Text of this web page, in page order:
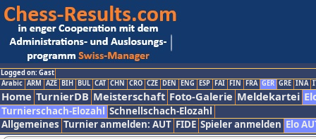
Logged on: Gast
Arabic ARM AZE BIH BUL CAT CHN CRO CZE DEN ENG ESP FAI FIN FRA GER GRE INA
Home TurnierDB Meisterschaft Foto-Galerie Meldekartei
Turnierschach-Elozahl Schnellschach-Elozahl
Allgemeines Turnier anmelden: AUT FIDE Spieler anmelden Elo